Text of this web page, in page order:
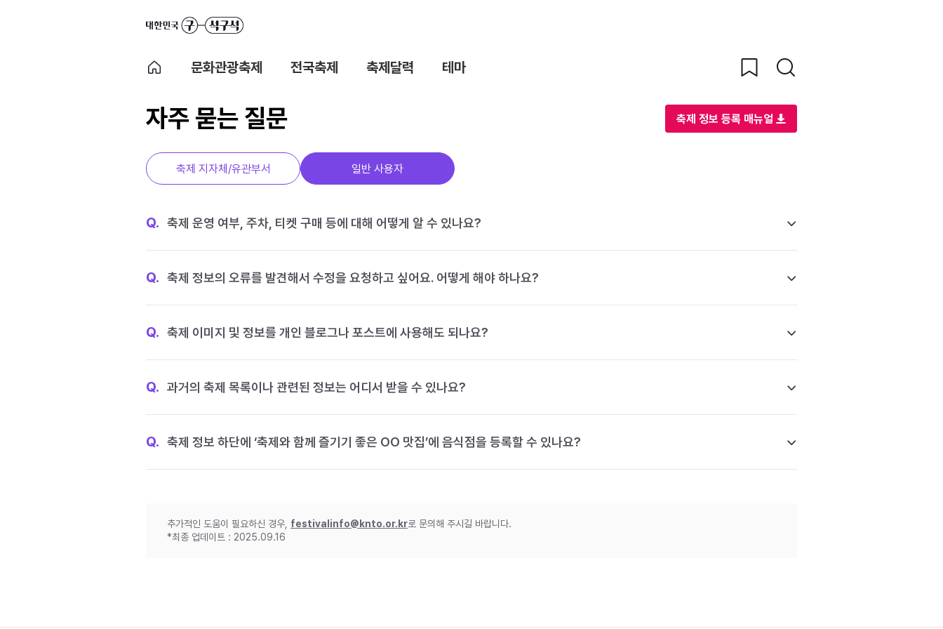
문화관광축제 전국축제 축제달력 테마
자주 묻는 질문 축제 정보 등록 매뉴얼
축제 지자체/유관부서 일반 사용자
Q. 축제 운영 여부, 주차, 티켓 구매 등에 대해 어떻게 알 수 있나요?
Q. 축제 정보의 오류를 발견해서 수정을 요청하고 싶어요. 어떻게 해야 하나요?
Q. 축제 이미지 및 정보를 개인 블로그나 포스트에 사용해도 되나요?
Q. 과거의 축제 목록이나 관련된 정보는 어디서 받을 수 있나요?
Q. 축제 정보 하단에 ‘축제와 함께 즐기기 좋은 OO 맛집’에 음식점을 등록할 수 있나요?
추가적인 도움이 필요하신 경우, festivalinfo@knto.or.kr로 문의해 주시길 바랍니다.
*최종 업데이트 : 2025.09.16